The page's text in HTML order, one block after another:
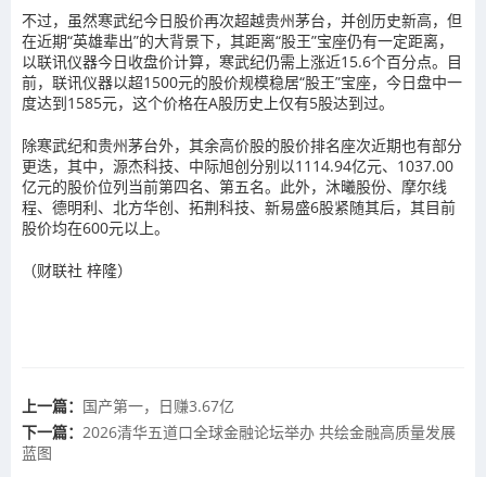
不过，虽然寒武纪今日股价再次超越贵州茅台，并创历史新高，但
在近期“英雄辈出”的大背景下，其距离“股王”宝座仍有一定距离，
以联讯仪器今日收盘价计算，寒武纪仍需上涨近15.6个百分点。目
前，联讯仪器以超1500元的股价规模稳居“股王”宝座，今日盘中一
度达到1585元，这个价格在A股历史上仅有5股达到过。
除寒武纪和贵州茅台外，其余高价股的股价排名座次近期也有部分
更迭，其中， 源杰科技、 中际旭创分别以1114.94亿元、1037.00
亿元的股价位列当前第四名、第五名。此外，沐曦股份、摩尔线
程、德明利、 北方华创、拓荆科技、新易盛6股紧随其后，其目前
股价均在600元以上。
（财联社 梓隆）
上一篇： 国产第一，日赚3.67亿
下一篇： 2026清华五道口全球金融论坛举办 共绘金融高质量发展
蓝图